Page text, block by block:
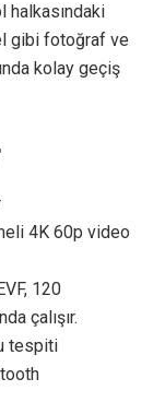
halkasındaki
gibi fotoğraf ve
kolay geçiş
4K 60p video
120
çalışır.
tespiti